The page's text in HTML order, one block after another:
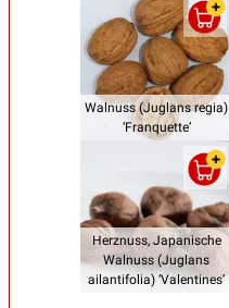
Walnuss (Juglans regia)
‘Franquette’
Herznuss, Japanische
Walnuss (Juglans
ailantifolia) ‘Valentines’